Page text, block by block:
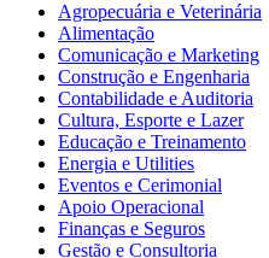
Agropecuária e Veterinária
Alimentação
Comunicação e Marketing
Construção e Engenharia
Contabilidade e Auditoria
Cultura, Esporte e Lazer
Educação e Treinamento
Energia e Utilities
Eventos e Cerimonial
Apoio Operacional
Finanças e Seguros
Gestão e Consultoria